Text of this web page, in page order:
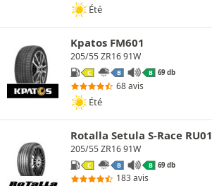
Été
Kpatos FM601
205/55 ZR16 91W
C B B 69 db
68 avis
Été
Rotalla Setula S-Race RU01
205/55 ZR16 91W
C B B 69 db
183 avis